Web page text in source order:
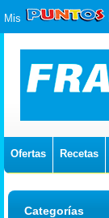
Mis
Ofertas Recetas
Categorías